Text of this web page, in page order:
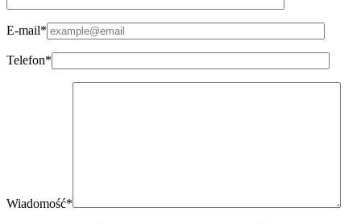
E-mail*
Telefon*
Wiadomość*